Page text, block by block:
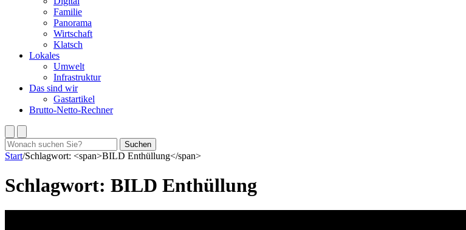
Familie
Panorama
Wirtschaft
Klatsch
Lokales
Umwelt
Infrastruktur
Das sind wir
Gastartikel
Brutto-Netto-Rechner
Suchen
nach:
Suchen
Start/Schlagwort: <span>BILD Enthüllung</span>
Schlagwort: BILD Enthüllung